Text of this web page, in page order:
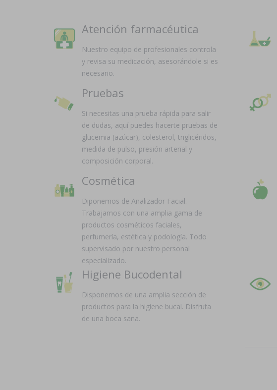
Atención farmacéutica
Nuestro equipo de profesionales controla
y revisa su medicación, asesorándole si es
necesario.
Pruebas
Si necesitas una prueba rápida para salir
de dudas, aquí puedes hacerte pruebas de
glucemia (azúcar), colesterol, triglicéridos,
medida de pulso, presión arterial y
composición corporal.
Cosmética
Diponemos de Analizador Facial.
Trabajamos con una amplia gama de
productos cosméticos faciales,
perfumería, estética y podología. Todo
supervisado por nuestro personal
especializado.
Higiene Bucodental
Disponemos de una amplia sección de
productos para la higiene bucal. Disfruta
de una boca sana.